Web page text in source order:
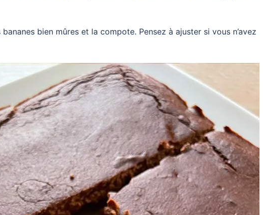
bien mûres et la compote. Pensez à ajuster si vous n’avez